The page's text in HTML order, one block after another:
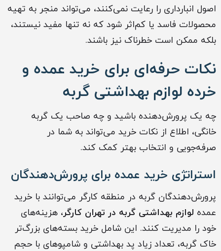
اصول انبارداری را رعایت نمی‌کنند، می‌تواند منجر به تهیه
محصولات فاسد یا کم‌اثر شود که نه تنها مفید نیستند،
بلکه ممکن است خطرناک نیز باشند.
نکات حرفه‌ای برای خرید عمده و
خرده لوازم بهداشتی گربه
چه یک پرورش‌دهنده باشید و چه صاحب یک گربه
خانگی، اطلاع از نکات خرید می‌تواند به شما در
صرفه‌جویی و انتخاب بهتر کمک کند.
استراتژی خرید عمده برای پرورش‌دهندگان
پرورش‌دهندگان گربه در منطقه کارگر می‌توانند با خرید
عمده لوازم بهداشتی گربه‌ در تهران کارگر، هزینه‌های
خود را مدیریت کنند. این شامل خرید بسته‌های بزرگ‌تر
خاک گربه، تعداد زیاد پد بهداشتی و شامپوهای با حجم